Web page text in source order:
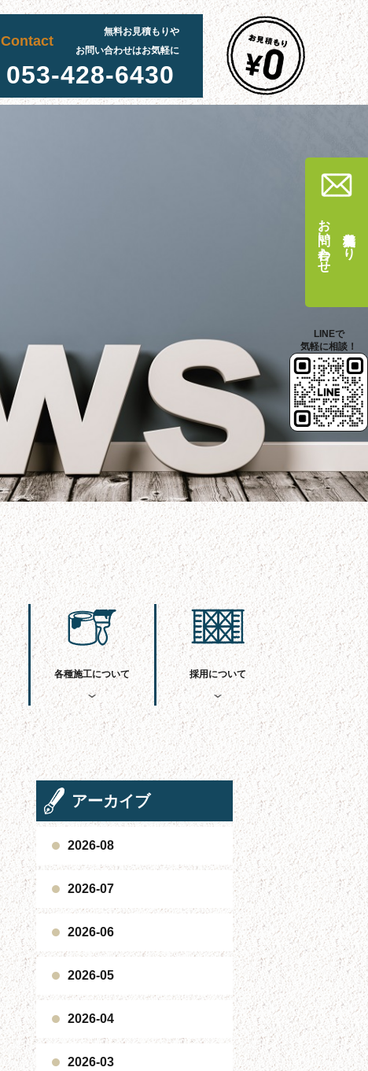
Contact
無料お見積もりや
お問い合わせはお気軽に
053-428-6430
無料見積もり
お問い合わせ
LINEで
気軽に相談！
各種施工について 採用について
アーカイブ
2026-08
2026-07
2026-06
2026-05
2026-04
2026-03